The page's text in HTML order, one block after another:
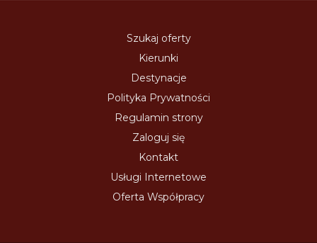
Szukaj oferty
Kierunki
Destynacje
Polityka Prywatności
Regulamin strony
Zaloguj się
Kontakt
Usługi Internetowe
Oferta Współpracy